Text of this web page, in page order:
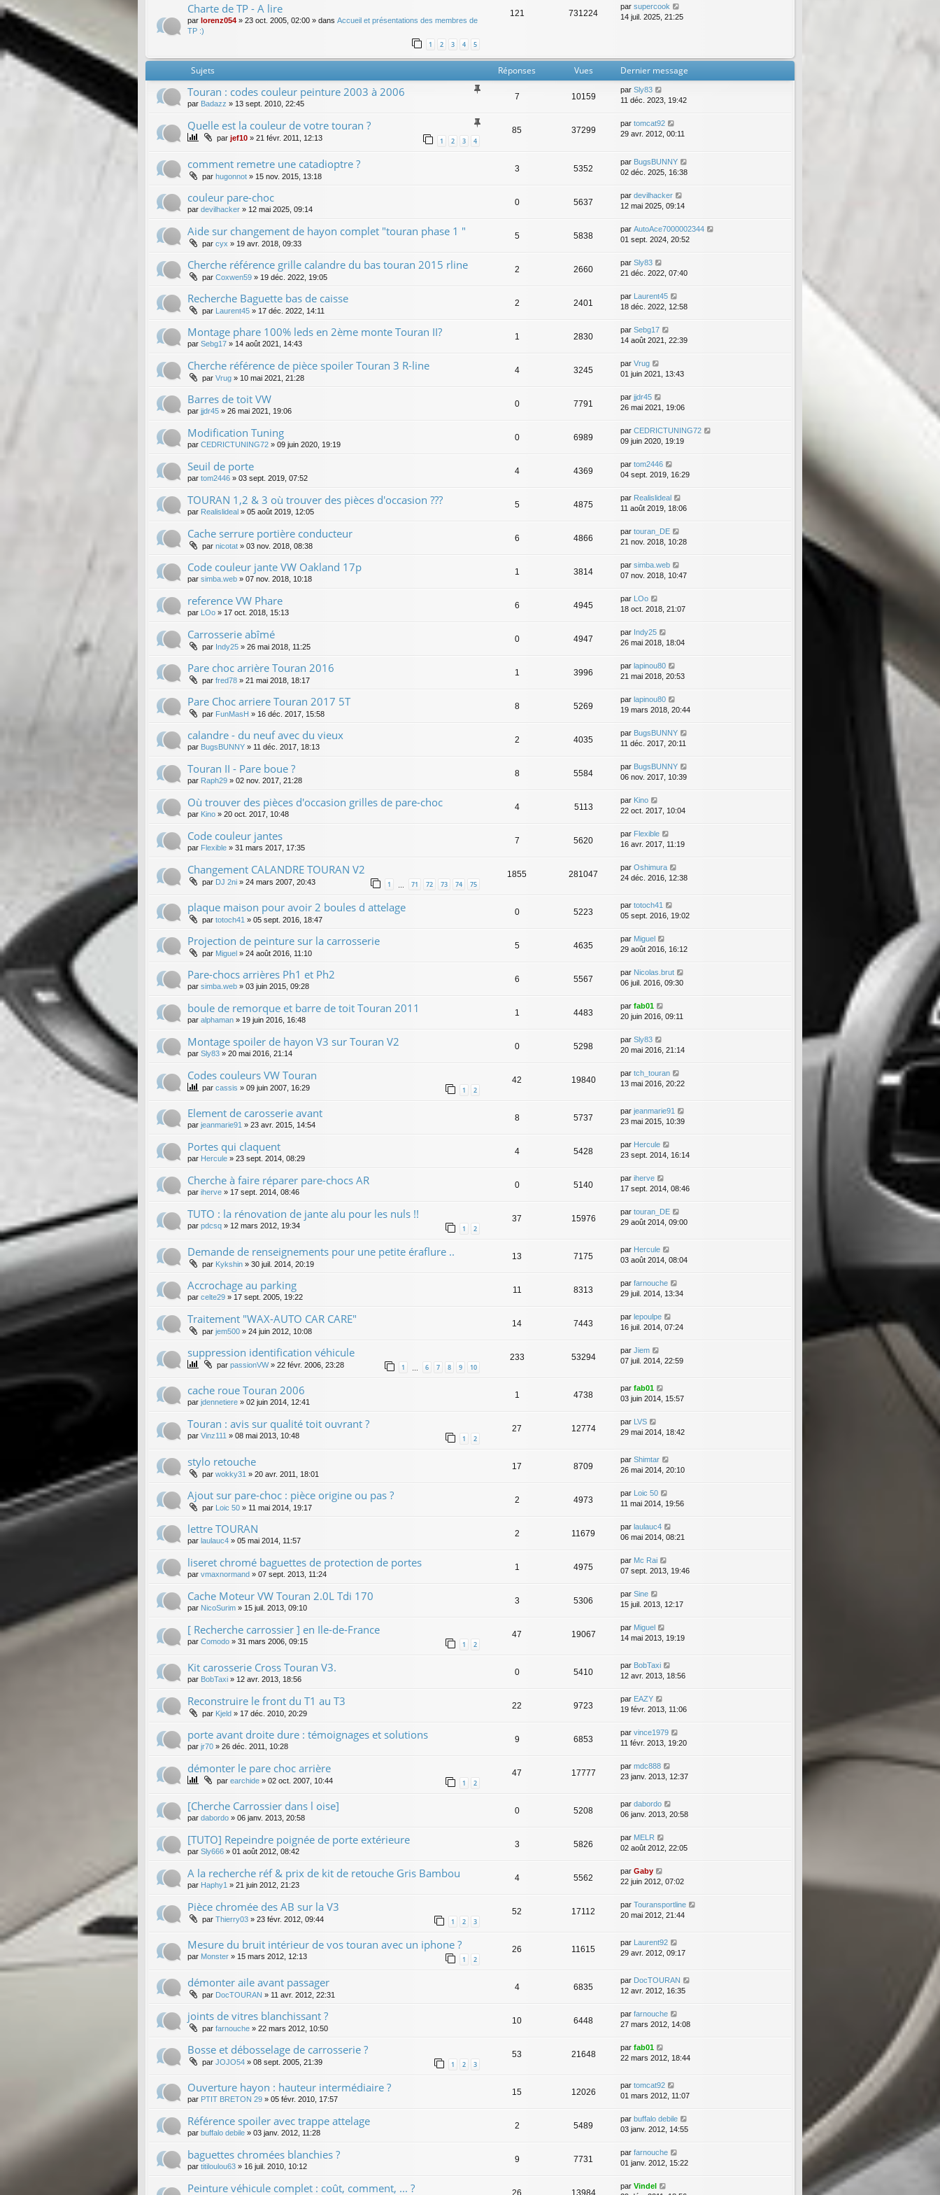
Charte de TP - A lire
par lorenz054 » 23 oct. 2005, 02:00 » dans Accueil et présentations des membres de
TP :)
1 2 3 4 5
121 731224
par supercook
14 juil. 2025, 21:25
Sujets Réponses Vues Dernier message
Touran : codes couleur peinture 2003 à 2006
par Badazz » 13 sept. 2010, 22:45
7 10159
par Sly83
11 déc. 2023, 19:42
Quelle est la couleur de votre touran ?
par jef10 » 21 févr. 2011, 12:13 1 2 3 4
85 37299
par tomcat92
29 avr. 2012, 00:11
comment remetre une catadioptre ?
par hugonnot » 15 nov. 2015, 13:18
3 5352
par BugsBUNNY
02 déc. 2025, 16:38
couleur pare-choc
par devilhacker » 12 mai 2025, 09:14
0 5637
par devilhacker
12 mai 2025, 09:14
Aide sur changement de hayon complet "touran phase 1 "
par cyx » 19 avr. 2018, 09:33
5 5838
par AutoAce7000002344
01 sept. 2024, 20:52
Cherche référence grille calandre du bas touran 2015 rline
par Coxwen59 » 19 déc. 2022, 19:05
2 2660
par Sly83
21 déc. 2022, 07:40
Recherche Baguette bas de caisse
par Laurent45 » 17 déc. 2022, 14:11
2 2401
par Laurent45
18 déc. 2022, 12:58
Montage phare 100% leds en 2ème monte Touran II?
par Sebg17 » 14 août 2021, 14:43
1 2830
par Sebg17
14 août 2021, 22:39
Cherche référence de pièce spoiler Touran 3 R-line
par Vrug » 10 mai 2021, 21:28
4 3245
par Vrug
01 juin 2021, 13:43
Barres de toit VW
par jjdr45 » 26 mai 2021, 19:06
0 7791
par jjdr45
26 mai 2021, 19:06
Modification Tuning
par CEDRICTUNING72 » 09 juin 2020, 19:19
0 6989
par CEDRICTUNING72
09 juin 2020, 19:19
Seuil de porte
par tom2446 » 03 sept. 2019, 07:52
4 4369
par tom2446
04 sept. 2019, 16:29
TOURAN 1,2 & 3 où trouver des pièces d'occasion ???
par Realislideal » 05 août 2019, 12:05
5 4875
par Realislideal
11 août 2019, 18:06
Cache serrure portière conducteur
par nicotat » 03 nov. 2018, 08:38
6 4866
par touran_DE
21 nov. 2018, 10:28
Code couleur jante VW Oakland 17p
par simba.web » 07 nov. 2018, 10:18
1 3814
par simba.web
07 nov. 2018, 10:47
reference VW Phare
par LOo » 17 oct. 2018, 15:13
6 4945
par LOo
18 oct. 2018, 21:07
Carrosserie abîmé
par Indy25 » 26 mai 2018, 11:25
0 4947
par Indy25
26 mai 2018, 18:04
Pare choc arrière Touran 2016
par fred78 » 21 mai 2018, 18:17
1 3996
par lapinou80
21 mai 2018, 20:53
Pare Choc arriere Touran 2017 5T
par FunMasH » 16 déc. 2017, 15:58
8 5269
par lapinou80
19 mars 2018, 20:44
calandre - du neuf avec du vieux
par BugsBUNNY » 11 déc. 2017, 18:13
2 4035
par BugsBUNNY
11 déc. 2017, 20:11
Touran II - Pare boue ?
par Raph29 » 02 nov. 2017, 21:28
8 5584
par BugsBUNNY
06 nov. 2017, 10:39
Où trouver des pièces d'occasion grilles de pare-choc
par Kino » 20 oct. 2017, 10:48
4 5113
par Kino
22 oct. 2017, 10:04
Code couleur jantes
par Flexible » 31 mars 2017, 17:35
7 5620
par Flexible
16 avr. 2017, 11:19
Changement CALANDRE TOURAN V2
par DJ 2ni » 24 mars 2007, 20:43 1 71 72 73 74 75
1855 281047
par Oshimura
24 déc. 2016, 12:38
plaque maison pour avoir 2 boules d attelage
par totoch41 » 05 sept. 2016, 18:47
0 5223
par totoch41
05 sept. 2016, 19:02
Projection de peinture sur la carrosserie
par Miguel » 24 août 2016, 11:10
5 4635
par Miguel
29 août 2016, 16:12
Pare-chocs arrières Ph1 et Ph2
par simba.web » 03 juin 2015, 09:28
6 5567
par Nicolas.brut
06 juil. 2016, 09:30
boule de remorque et barre de toit Touran 2011
par alphaman » 19 juin 2016, 16:48
1 4483
par fab01
20 juin 2016, 09:11
Montage spoiler de hayon V3 sur Touran V2
par Sly83 » 20 mai 2016, 21:14
0 5298
par Sly83
20 mai 2016, 21:14
Codes couleurs VW Touran
par cassis » 09 juin 2007, 16:29 1 2
42 19840
par tch_touran
13 mai 2016, 20:22
Element de carosserie avant
par jeanmarie91 » 23 avr. 2015, 14:54
8 5737
par jeanmarie91
23 mai 2015, 10:39
Portes qui claquent
par Hercule » 23 sept. 2014, 08:29
4 5428
par Hercule
23 sept. 2014, 16:14
Cherche à faire réparer pare-chocs AR
par iherve » 17 sept. 2014, 08:46
0 5140
par iherve
17 sept. 2014, 08:46
TUTO : la rénovation de jante alu pour les nuls !!
par pdcsq » 12 mars 2012, 19:34 1 2
37 15976
par touran_DE
29 août 2014, 09:00
Demande de renseignements pour une petite éraflure ..
par Kykshin » 30 juil. 2014, 20:19
13 7175
par Hercule
03 août 2014, 08:04
Accrochage au parking
par celte29 » 17 sept. 2005, 19:22
11 8313
par farnouche
29 juil. 2014, 13:34
Traitement "WAX-AUTO CAR CARE"
par jem500 » 24 juin 2012, 10:08
14 7443
par lepoulpe
16 juil. 2014, 07:24
suppression identification véhicule
par passionVW» 22 févr. 2006, 23:28 1 6 7 8 9 10
233 53294
par Jiem
07 juil. 2014, 22:59
cache roue Touran 2006
par jdennetiere » 02 juin 2014, 12:41
1 4738
par fab01
03 juin 2014, 15:57
Touran : avis sur qualité toit ouvrant ?
par Vinz111 » 08 mai 2013, 10:48 1 2
27 12774
par LVS
29 mai 2014, 18:42
stylo retouche
par wokky31 » 20 avr. 2011, 18:01
17 8709
par Shimtar
26 mai 2014, 20:10
Ajout sur pare-choc : pièce origine ou pas ?
par Loic 50 » 11 mai 2014, 19:17
2 4973
par Loic 50
11 mai 2014, 19:56
lettre TOURAN
par laulauc4 » 05 mai 2014, 11:57
2 11679
par laulauc4
06 mai 2014, 08:21
liseret chromé baguettes de protection de portes
par vmaxnormand » 07 sept. 2013, 11:24
1 4975
par Mc Rai
07 sept. 2013, 19:46
Cache Moteur VW Touran 2.0L Tdi 170
par NicoSurim » 15 juil. 2013, 09:10
3 5306
par Sine
15 juil. 2013, 12:17
[ Recherche carrossier ] en Ile-de-France
par Comodo » 31 mars 2006, 09:15 1 2
47 19067
par Miguel
14 mai 2013, 19:19
Kit carosserie Cross Touran V3.
par BobTaxi » 12 avr. 2013, 18:56
0 5410
par BobTaxi
12 avr. 2013, 18:56
Reconstruire le front du T1 au T3
par Kjeld » 17 déc. 2010, 20:29
22 9723
par EAZY
19 févr. 2013, 11:06
porte avant droite dure : témoignages et solutions
par jr70 » 26 déc. 2011, 10:28
9 6853
par vince1979
11 févr. 2013, 19:20
démonter le pare choc arrière
par earchide » 02 oct. 2007, 10:44 1 2
47 17777
par mdc888
23 janv. 2013, 12:37
[Cherche Carrossier dans l oise]
par dabordo » 06 janv. 2013, 20:58
0 5208
par dabordo
06 janv. 2013, 20:58
[TUTO] Repeindre poignée de porte extérieure
par Sly666 » 01 août 2012, 08:42
3 5826
par MELR
02 août 2012, 22:05
A la recherche réf & prix de kit de retouche Gris Bambou
par Haphy1 » 21 juin 2012, 21:23
4 5562
par Gaby
22 juin 2012, 07:02
Pièce chromée des AB sur la V3
par Thierry03 » 23 févr. 2012, 09:44 1 2 3
52 17112
par Touransportline
20 mai 2012, 21:44
Mesure du bruit intérieur de vos touran avec un iphone ?
par Monster » 15 mars 2012, 12:13 1 2
26 11615
par
Laurent92
29 avr. 2012, 09:17
démonter aile avant passager
par DocTOURAN » 11 avr. 2012, 22:31
4 6835
par DocTOURAN
12 avr. 2012, 16:35
joints de vitres blanchissant ?
par farnouche » 22 mars 2012, 10:50
10 6448
par farnouche
27 mars 2012, 14:08
Bosse et débosselage de carrosserie ?
par JOJO54 » 08 sept. 2005, 21:39 1 2 3
53 21648
par fab01
22 mars 2012, 18:44
Ouverture hayon : hauteur intermédiaire ?
par PTIT BRETON 29 » 05 févr. 2010, 17:57
15 12026
par tomcat92
01 mars 2012, 11:07
Référence spoiler avec trappe attelage
par buffalo debile » 03 janv. 2012, 11:28
2 5489
par buffalo debile
03 janv. 2012, 14:55
baguettes chromées blanchies ?
par titiloulou63 » 16 juil. 2010, 10:12
9 7731
par farnouche
01 janv. 2012, 15:22
Peinture véhicule complet : coût, comment, ... ? par Vindel